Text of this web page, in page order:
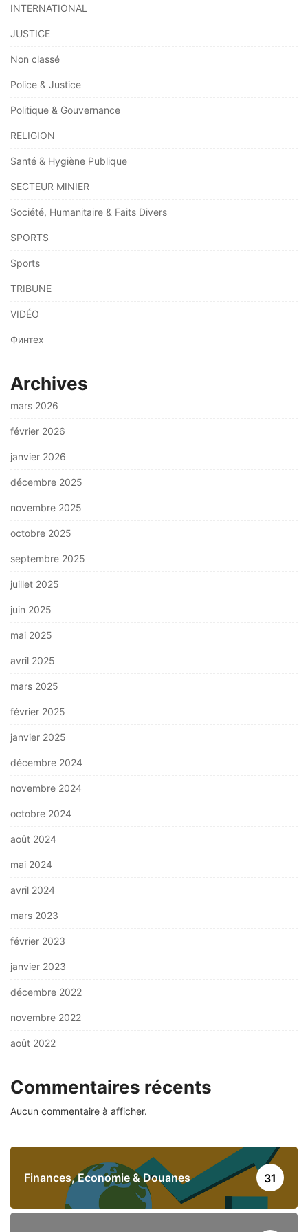
INTERNATIONAL
JUSTICE
Non classé
Police & Justice
Politique & Gouvernance
RELIGION
Santé & Hygiène Publique
SECTEUR MINIER
Société, Humanitaire & Faits Divers
SPORTS
Sports
TRIBUNE
VIDÉO
Финтех
Archives
mars 2026
février 2026
janvier 2026
décembre 2025
novembre 2025
octobre 2025
septembre 2025
juillet 2025
juin 2025
mai 2025
avril 2025
mars 2025
février 2025
janvier 2025
décembre 2024
novembre 2024
octobre 2024
août 2024
mai 2024
avril 2024
mars 2023
février 2023
janvier 2023
décembre 2022
novembre 2022
août 2022
Commentaires récents
Aucun commentaire à afficher.
Finances, Economie & Douanes 31